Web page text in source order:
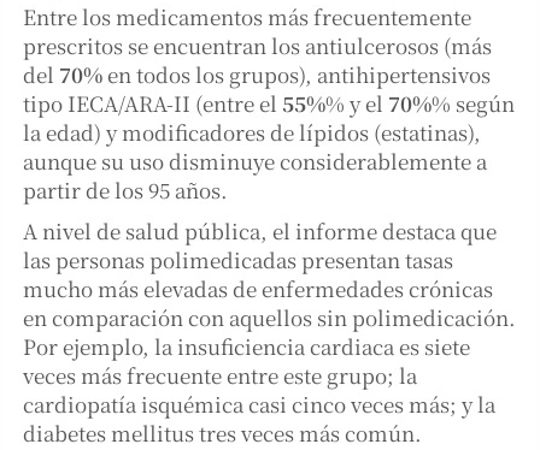
Entre los medicamentos más frecuentemente
prescritos se encuentran los antiulcerosos (más
del 70%en todos los grupos), antihipertensivos
tipo IECA/ARA-II (entre el 55%% y el 70%% según
la edad) y modificadores de lípidos (estatinas),
aunque su uso disminuye considerablemente a
partir de los 95 años.
A nivel de salud pública, el informe destaca que
las personas polimedicadas presentan tasas
mucho más elevadas de enfermedades crónicas
en comparación con aquellos sin polimedicación.
Por ejemplo, la insuficiencia cardiaca es siete
veces más frecuente entre este grupo; la
cardiopatía isquémica casi cinco veces más; y la
diabetes mellitus tres veces más común.